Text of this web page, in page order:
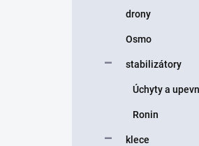
drony
Osmo
stabilizátory
Úchyty a
Ronin
klece